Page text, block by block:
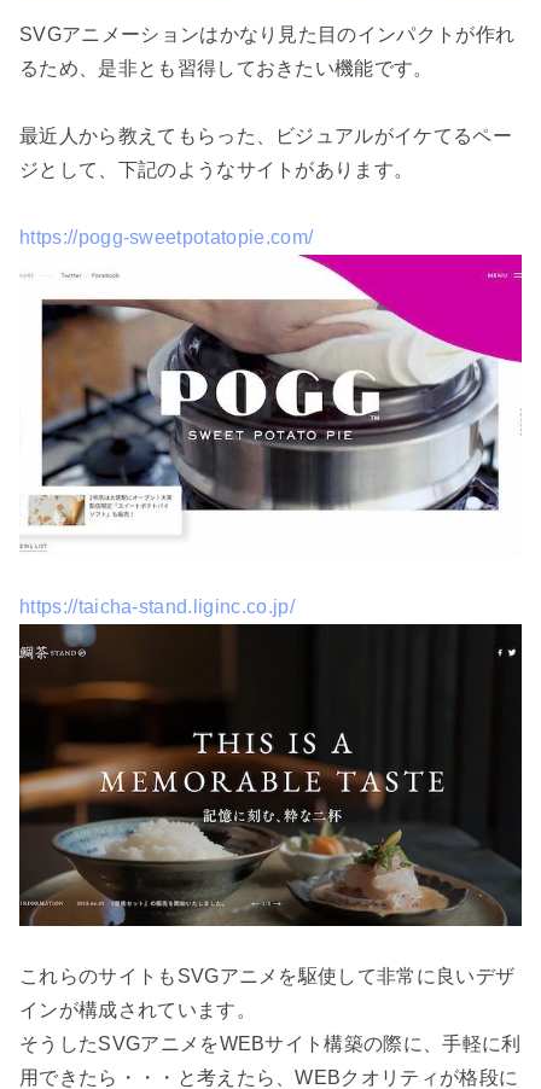
SVGアニメーションはかなり見た目のインパクトが作れ
るため、是非とも習得しておきたい機能です。
最近人から教えてもらった、ビジュアルがイケてるペー
ジとして、下記のようなサイトがあります。
https://pogg-sweetpotatopie.com/
https://taicha-stand.liginc.co.jp/
これらのサイトもSVGアニメを駆使して非常に良いデザ
インが構成されています。
そうしたSVGアニメをWEBサイト構築の際に、手軽に利
用できたら・・・と考えたら、WEBクオリティが格段に